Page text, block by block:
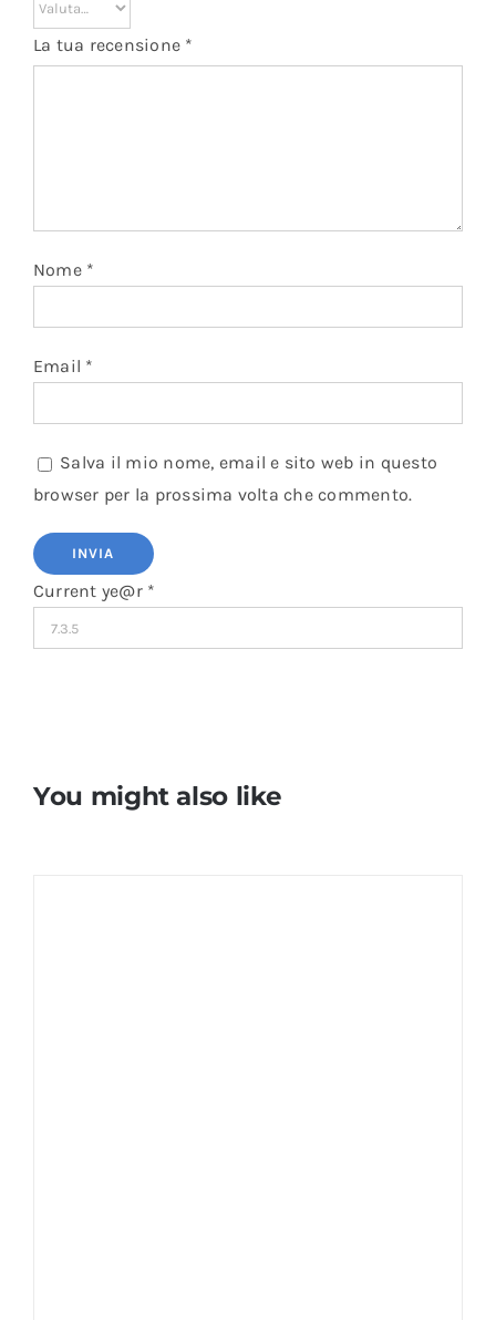
La tua recensione *
Nome *
Email *
Salva il mio nome, email e sito web in questo
browser per la prossima volta che commento.
Current ye@r *
You might also like